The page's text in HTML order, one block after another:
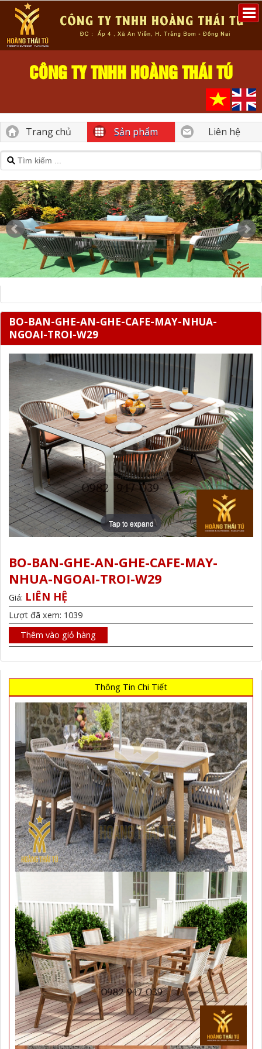
CÔNG TY TNHH HOÀNG THÁI TÚ
Trang chủ Sản phẩm Liên hệ
BO-BAN-GHE-AN-GHE-CAFE-MAY-NHUA-
NGOAI-TROI-W29
Tap to expand
BO-BAN-GHE-AN-GHE-CAFE-MAY-
NHUA-NGOAI-TROI-W29
Giá: LIÊN HỆ
Lượt đã xem: 1039
Thêm vào giỏ hàng
Thông Tin Chi Tiết